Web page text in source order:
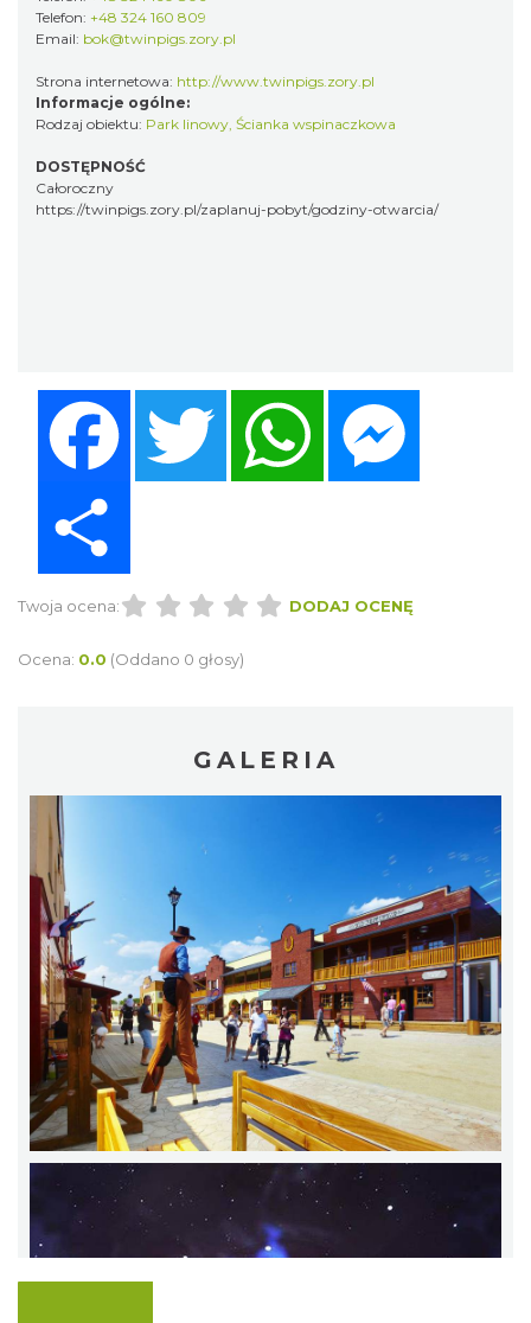
Telefon: +48 324 160 809
Email: bok@twinpigs.zory.pl
Strona internetowa: http://www.twinpigs.zory.pl
Informacje ogólne:
Rodzaj obiektu: Park linowy Ścianka wspinaczkowa
DOSTĘPNOŚĆ
Całoroczny
https://twinpigs.zory.pl/zaplanuj-pobyt/godziny-otwarcia/
Twitter
Twoja ocena: DODAJ OCENĘ
Ocena: 0.0 (Oddano 0 głosy)
GALERIA